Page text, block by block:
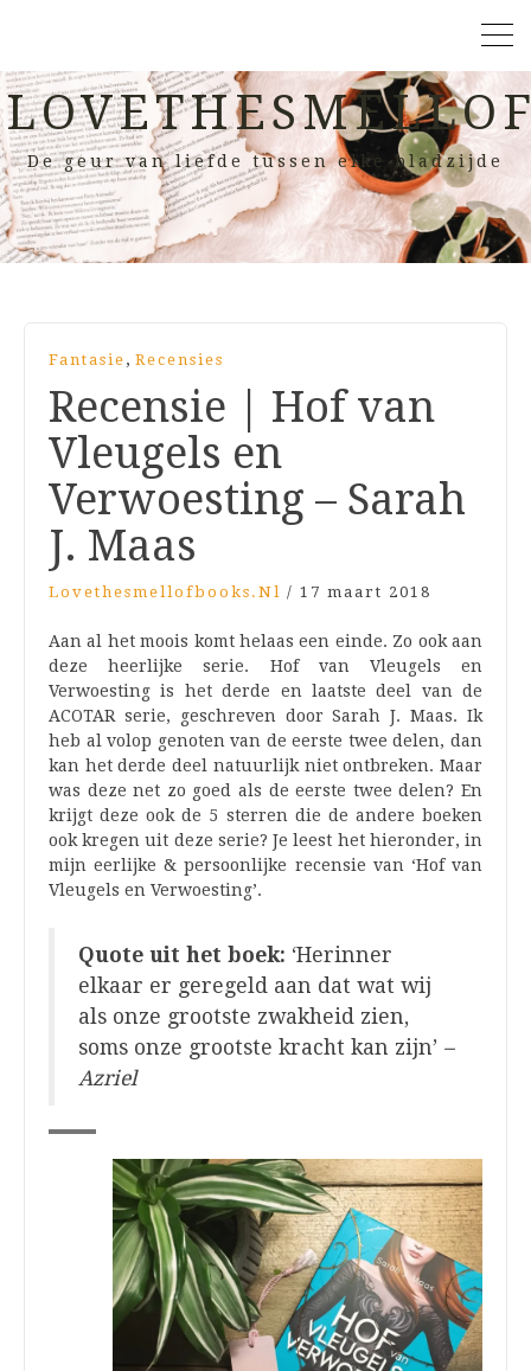
De geur van liefde tussen elke bladzijde
Fantasie , Recensies
Recensie | Hof van
Vleugels en
Verwoesting – Sarah
J. Maas
Lovethesmellofbooks.nl / 17 maart 2018
Aan al het moois komt helaas een einde. Zo ook aan
deze heerlijke serie. Hof van Vleugels en
Verwoesting is het derde en laatste deel van de
ACOTAR serie, geschreven door Sarah J. Maas. Ik
heb al volop genoten van de eerste twee delen, dan
kan het derde deel natuurlijk niet ontbreken. Maar
was deze net zo goed als de eerste twee delen? En
krijgt deze ook de 5 sterren die de andere boeken
ook kregen uit deze serie? Je leest het hieronder, in
mijn eerlijke & persoonlijke recensie van ‘Hof van
Vleugels en Verwoesting’.
Quote uit het boek: ‘Herinner
elkaar er geregeld aan dat wat wij
als onze grootste zwakheid zien,
soms onze grootste kracht kan zijn’ –
Azriel